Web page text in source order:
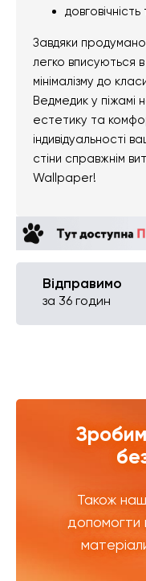
Завдяки
легко вписуються в
мінімалізму до
Ведмедик у піжамі
естетику та
індивідуальності
стіни справжнім
Wallpaper!
Відправимо
за 36 годин
Також
допомогти